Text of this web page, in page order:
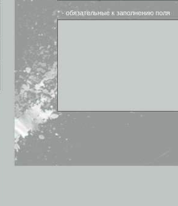
* - обязательные к заполнению поля